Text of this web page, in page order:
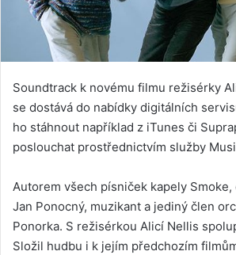
Soundtrack k novému filmu režisérky
se dostává do nabídky digitálních
ho stáhnout například z iTunes či
poslouchat prostřednictvím služby
Autorem všech písniček kapely
Jan Ponocný, muzikant a jediný člen
Ponorka. S režisérkou Alicí Nellis
Složil hudbu i k jejím předchozím